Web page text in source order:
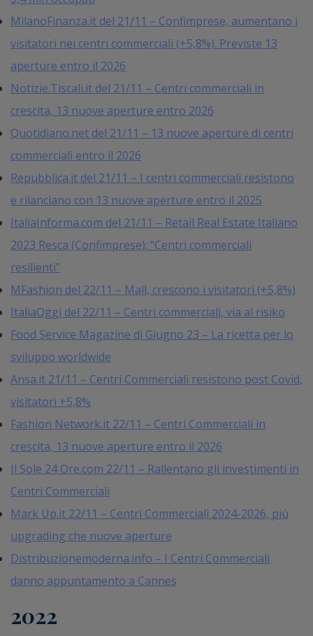
MilanoFinanza.it del 21/11 – Confimprese, aumentano i
visitatori nei centri commerciali (+5,8%). Previste 13
aperture entro il 2026
Notizie.Tiscali.it del 21/11 – Centri commerciali in
crescita, 13 nuove aperture entro 2026
Quotidiano.net del 21/11 – 13 nuove aperture di centri
commerciali entro il 2026
Repubblica.it del 21/11 – I centri commerciali resistono
e rilanciano con 13 nuove aperture entro il 2025
ItaliaInforma.com del 21/11 – Retail Real Estate Italiano
2023 Resca (Confimprese): “Centri commerciali
resilienti”
MFashion del 22/11 – Mall, crescono i visitatori (+5,8%)
ItaliaOggi del 22/11 – Centri commerciali, via al risiko
Food Service Magazine di Giugno 23 – La ricetta per lo
sviluppo worldwide
Ansa.it 21/11 – Centri Commerciali resistono post Covid,
visitatori +5,8%
Fashion Network.it 22/11 – Centri Commerciali in
crescita, 13 nuove aperture entro il 2026
Il Sole 24 Ore.com 22/11 – Rallentano gli investimenti in
Centri Commerciali
Mark Up.it 22/11 – Centri Commerciali 2024-2026, più
upgrading che nuove aperture
Distribuzionemoderna.info – I Centri Commerciali
danno appuntamento a Cannes
2022